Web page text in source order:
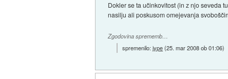
Dokler se ta učinkovitost (in z njo seveda
nasilju ali poskusom omejevanja
Zgodovina sprememb…
spremenilo:jype(25. mar 2008 ob 01:06)